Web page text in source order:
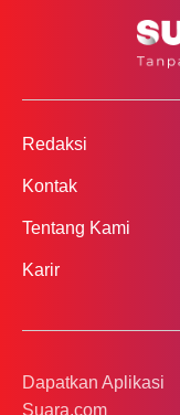
Redaksi
Kontak
Tentang Kami
Karir
Dapatkan Aplikasi
Suara.com